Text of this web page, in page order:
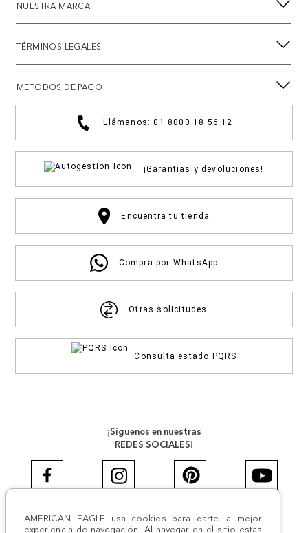
AMERICAN EAGLE usa cookies para darte la mejor
experiencia de navegación. Al navegar en el sitio estas
NUESTRA MARCA
TÉRMINOS LEGALES
METODOS DE PAGO
Llámanos: 01 8000 18 56 12
¡Garantias y devoluciones!
Encuentra tu tienda
Compra por WhatsApp
Otras solicitudes
Consulta estado PQRS
¡Síguenos en nuestras
REDES SOCIALES!
#AEJEANS #AerieREALCOL